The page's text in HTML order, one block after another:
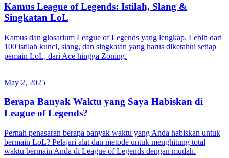
Kamus League of Legends: Istilah, Slang &
Singkatan LoL
Kamus dan glosarium League of Legends yang lengkap. Lebih dari
100 istilah kunci, slang, dan singkatan yang harus diketahui setiap
pemain LoL, dari Ace hingga Zoning.
May 2, 2025
Berapa Banyak Waktu yang Saya Habiskan di
League of Legends?
Pernah penasaran berapa banyak waktu yang Anda habiskan untuk
bermain LoL? Pelajari alat dan metode untuk menghitung total
waktu bermain Anda di League of Legends dengan mudah.